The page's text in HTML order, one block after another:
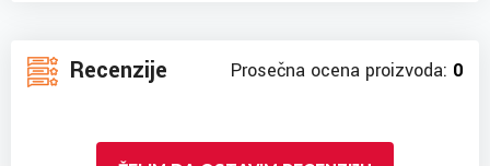
Recenzije Prosečna ocena proizvoda: 0